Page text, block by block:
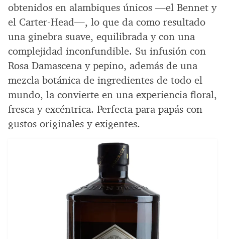
obtenidos en alambiques únicos —el Bennet y
el Carter-Head—, lo que da como resultado
una ginebra suave, equilibrada y con una
complejidad inconfundible. Su infusión con
Rosa Damascena y pepino, además de una
mezcla botánica de ingredientes de todo el
mundo, la convierte en una experiencia floral,
fresca y excéntrica. Perfecta para papás con
gustos originales y exigentes.